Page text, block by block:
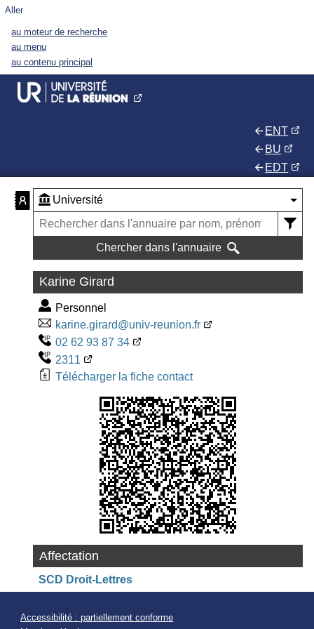
Aller
au moteur de recherche
au menu
au contenu principal
ENT
BU
EDT
Chercher dans l'annuaire
Karine Girard
Personnel
karine.girard@univ-reunion.fr
02 62 93 87 34
2311
Télécharger la fiche contact
Affectation
SCD Droit-Lettres
Accessibilité : partiellement conforme